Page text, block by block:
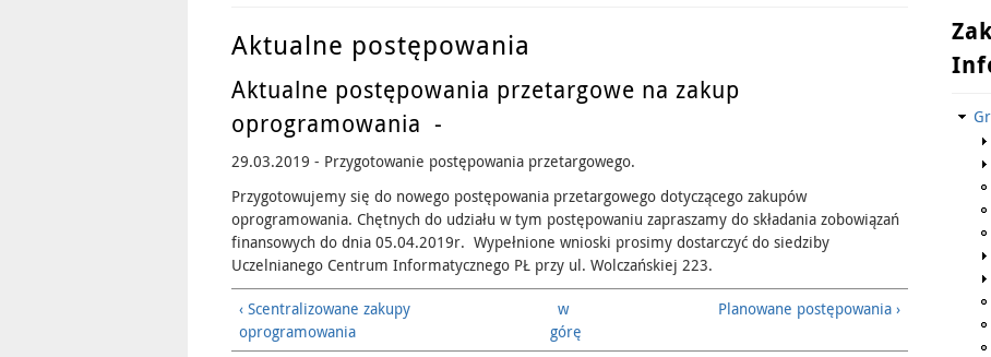
Aktualne postępowania
Aktualne postępowania przetargowe na zakup
oprogramowania -
29.03.2019 - Przygotowanie postępowania przetargowego.
Przygotowujemy się do nowego postępowania przetargowego dotyczącego zakupów
oprogramowania. Chętnych do udziału w tym postępowaniu zapraszamy do składania zobowiązań
finansowych do dnia 05.04.2019r. Wypełnione wnioski prosimy dostarczyć do siedziby
Uczelnianego Centrum Informatycznego PŁ przy ul. Wolczańskiej 223.
‹ Scentralizowane zakupy
oprogramowania
w
górę
Planowane postępowania ›